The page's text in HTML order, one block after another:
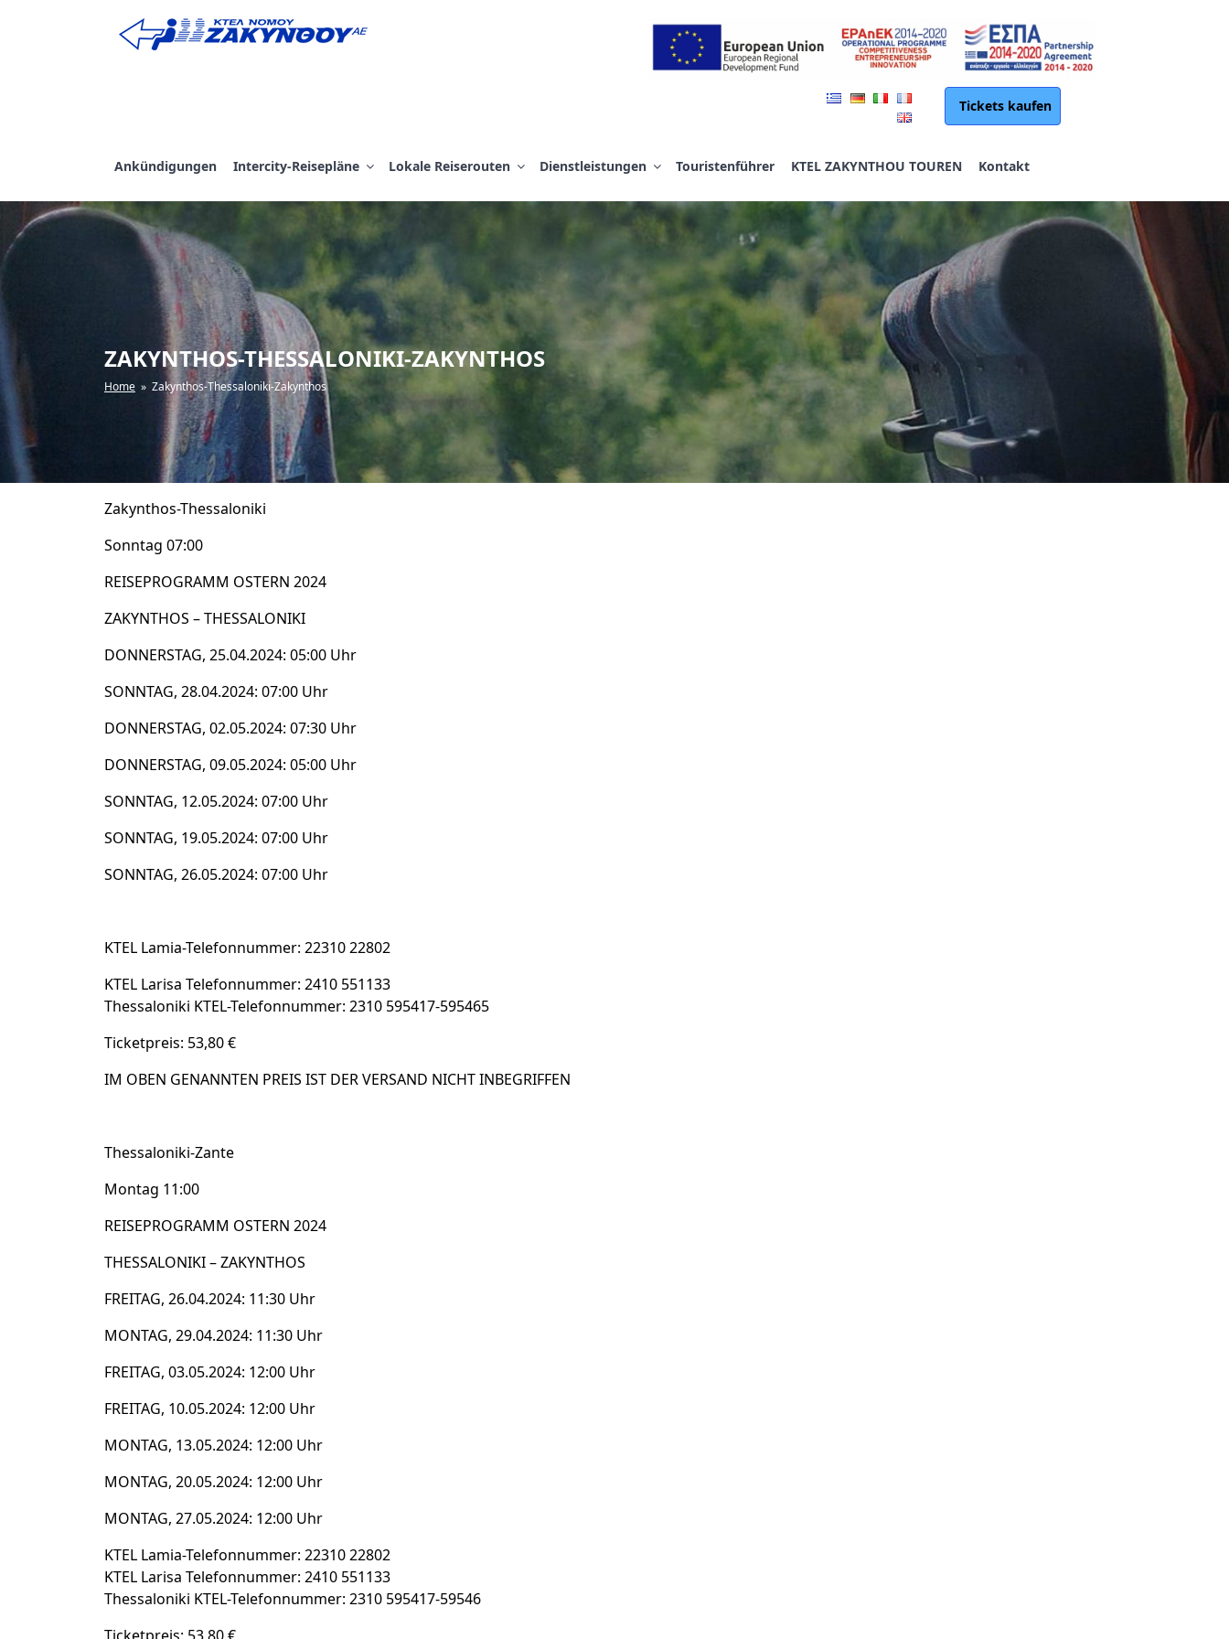
Tickets kaufen
Ankündigungen Intercity-Reisepläne Lokale Reiserouten Dienstleistungen Touristenführer KTEL ZAKYNTHOU TOUREN Kontakt
ZAKYNTHOS-THESSALONIKI-ZAKYNTHOS
Home » Zakynthos-Thessaloniki-Zakynthos
Zakynthos-Thessaloniki
Sonntag 07:00
REISEPROGRAMM OSTERN 2024
ZAKYNTHOS – THESSALONIKI
DONNERSTAG, 25.04.2024: 05:00 Uhr
SONNTAG, 28.04.2024: 07:00 Uhr
DONNERSTAG, 02.05.2024: 07:30 Uhr
DONNERSTAG, 09.05.2024: 05:00 Uhr
SONNTAG, 12.05.2024: 07:00 Uhr
SONNTAG, 19.05.2024: 07:00 Uhr
SONNTAG, 26.05.2024: 07:00 Uhr
KTEL Lamia-Telefonnummer: 22310 22802
KTEL Larisa Telefonnummer: 2410 551133
Thessaloniki KTEL-Telefonnummer: 2310 595417-595465
Ticketpreis: 53,80 €
IM OBEN GENANNTEN PREIS IST DER VERSAND NICHT INBEGRIFFEN
Thessaloniki-Zante
Montag 11:00
REISEPROGRAMM OSTERN 2024
THESSALONIKI – ZAKYNTHOS
FREITAG, 26.04.2024: 11:30 Uhr
MONTAG, 29.04.2024: 11:30 Uhr
FREITAG, 03.05.2024: 12:00 Uhr
FREITAG, 10.05.2024: 12:00 Uhr
MONTAG, 13.05.2024: 12:00 Uhr
MONTAG, 20.05.2024: 12:00 Uhr
MONTAG, 27.05.2024: 12:00 Uhr
KTEL Lamia-Telefonnummer: 22310 22802
KTEL Larisa Telefonnummer: 2410 551133
Thessaloniki KTEL-Telefonnummer: 2310 595417-59546